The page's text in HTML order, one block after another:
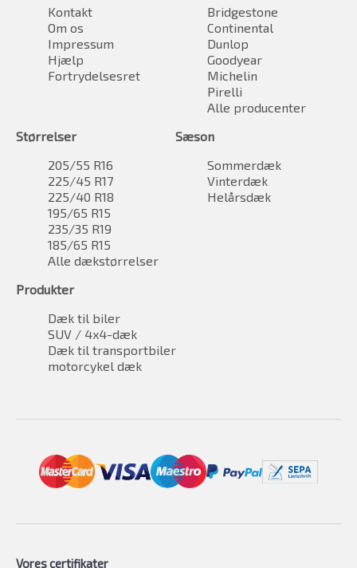
Kontakt
Om os
Impressum
Hjælp
Fortrydelsesret
Bridgestone
Continental
Dunlop
Goodyear
Michelin
Pirelli
Alle producenter
Størrelser
205/55 R16
225/45 R17
225/40 R18
195/65 R15
235/35 R19
185/65 R15
Alle dækstørrelser
Sæson
Sommerdæk
Vinterdæk
Helårsdæk
Produkter
Dæk til biler
SUV / 4x4-dæk
Dæk til transportbiler
motorcykel dæk
Vores certifikater